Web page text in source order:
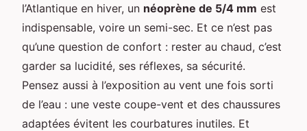
l’Atlantique en hiver, un néoprène de 5/4 mm est
indispensable, voire un semi-sec. Et ce n’est pas
qu’une question de confort : rester au chaud, c’est
garder sa lucidité, ses réflexes, sa sécurité.
Pensez aussi à l’exposition au vent une fois sorti
de l’eau : une veste coupe-vent et des chaussures
adaptées évitent les courbatures inutiles. Et